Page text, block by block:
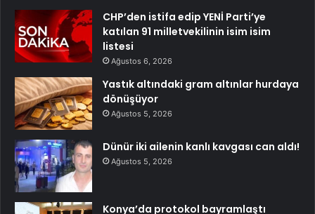
CHP’den istifa edip YENİ Parti’ye
katılan 91 milletvekilinin isim isim
listesi
Ağustos 6, 2026
Yastık altındaki gram altınlar hurdaya
dönüşüyor
Ağustos 5, 2026
Dünür iki ailenin kanlı kavgası can aldı!
Ağustos 5, 2026
Konya’da protokol bayramlaştı